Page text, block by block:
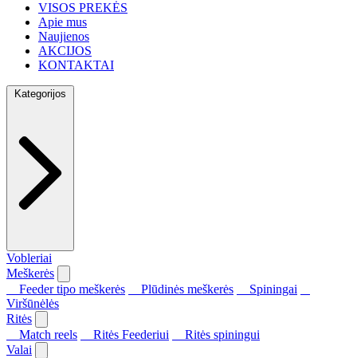
VISOS PREKĖS
Apie mus
Naujienos
AKCIJOS
KONTAKTAI
Kategorijos
Vobleriai
Meškerės
Feeder tipo meškerės
Plūdinės meškerės
Spiningai
Viršūnėlės
Ritės
Match reels
Ritės Feederiui
Ritės spiningui
Valai